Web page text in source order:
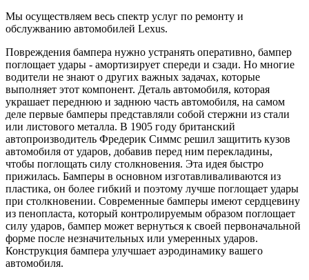
Мы осуществляем весь спектр услуг по ремонту и
обслужванию автомобилей Lexus.
Повреждения бампера нужно устранять оперативно, бампер
поглощает удары - амортизирует спереди и сзади. Но многие
водители не знают о других важных задачах, которые
выполняет этот компонент. Деталь автомобиля, которая
украшает переднюю и заднюю часть автомобиля, на самом
деле первые бамперы представляли собой стержни из стали
или листового металла. В 1905 году британский
автопроизводитель Фредерик Симмс решил защитить кузов
автомобиля от ударов, добавив перед ним перекладины,
чтобы поглощать силу столкновения. Эта идея быстро
прижилась. Бамперы в основном изготавливаливаются из
пластика, он более гибкий и поэтому лучше поглощает удары
при столкновении. Современные бамперы имеют сердцевину
из пенопласта, который контролируемым образом поглощает
силу ударов, бампер может вернуться к своей первоначальной
форме после незначительных или умеренных ударов.
Конструкция бампера улучшает аэродинамику вашего
автомобиля.